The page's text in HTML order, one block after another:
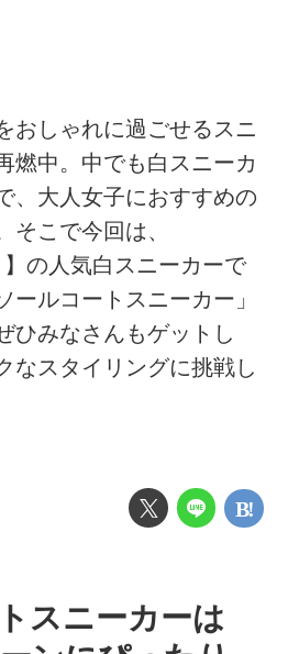
おしゃれに過ごせるスニ
燃中。中でも白スニーカ
、大人女子におすすめの
そこで今回は、
】の人気白スニーカーで
ールコートスニーカー」
ひみなさんもゲットし
なスタイリングに挑戦し
スニーカーは